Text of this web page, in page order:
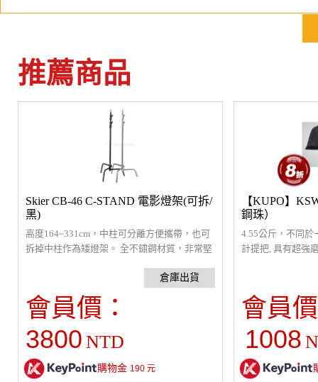
推薦商品
Skier CB-46 C-STAND 電影燈架(可拆/
黑)
高度164~331cm，中柱可分離方便攜帶，也可
拆掉中柱作為矮燈架。 全不鏽鋼材質，非常堅
會員價：
3800 NTD
購物金 190元
【KUPO】
鋼珠）
4.55公斤，不同於
計提把, 具有超強
內裝2mm鋼珠並
一樣有漏砂的可
會員
1008